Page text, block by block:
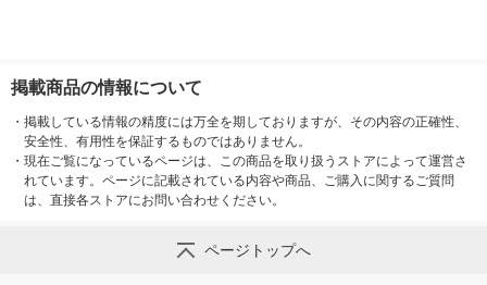
掲載商品の情報について
・ 掲載している情報の精度には万全を期しておりますが、その内容の正確性、
安全性、有用性を保証するものではありません。
・ 現在ご覧になっているページは、この商品を取り扱うストアによって運営さ
れています。ページに記載されている内容や商品、ご購入に関するご質問
は、直接各ストアにお問い合わせください。
ページトップへ